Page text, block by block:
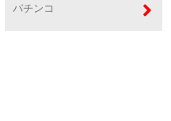
パチンコ